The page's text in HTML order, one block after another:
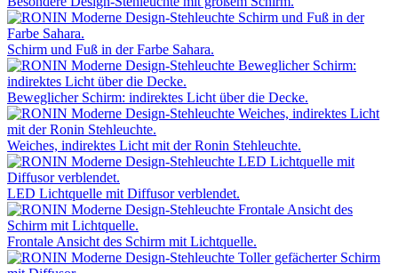
Schirm und Fuß in der Farbe Sahara.
Beweglicher Schirm: indirektes Licht über die Decke.
Weiches, indirektes Licht mit der Ronin Stehleuchte.
LED Lichtquelle mit Diffusor verblendet.
Frontale Ansicht des Schirm mit Lichtquelle.